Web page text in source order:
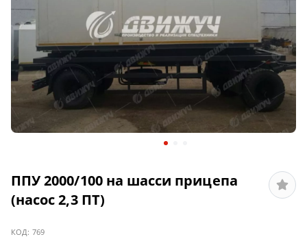
ППУ 2000/100 на шасси прицепа
(насос 2,3 ПТ)
КОД: 769